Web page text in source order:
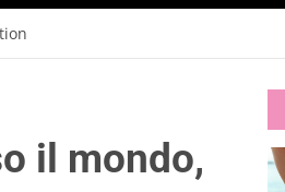
il mondo,